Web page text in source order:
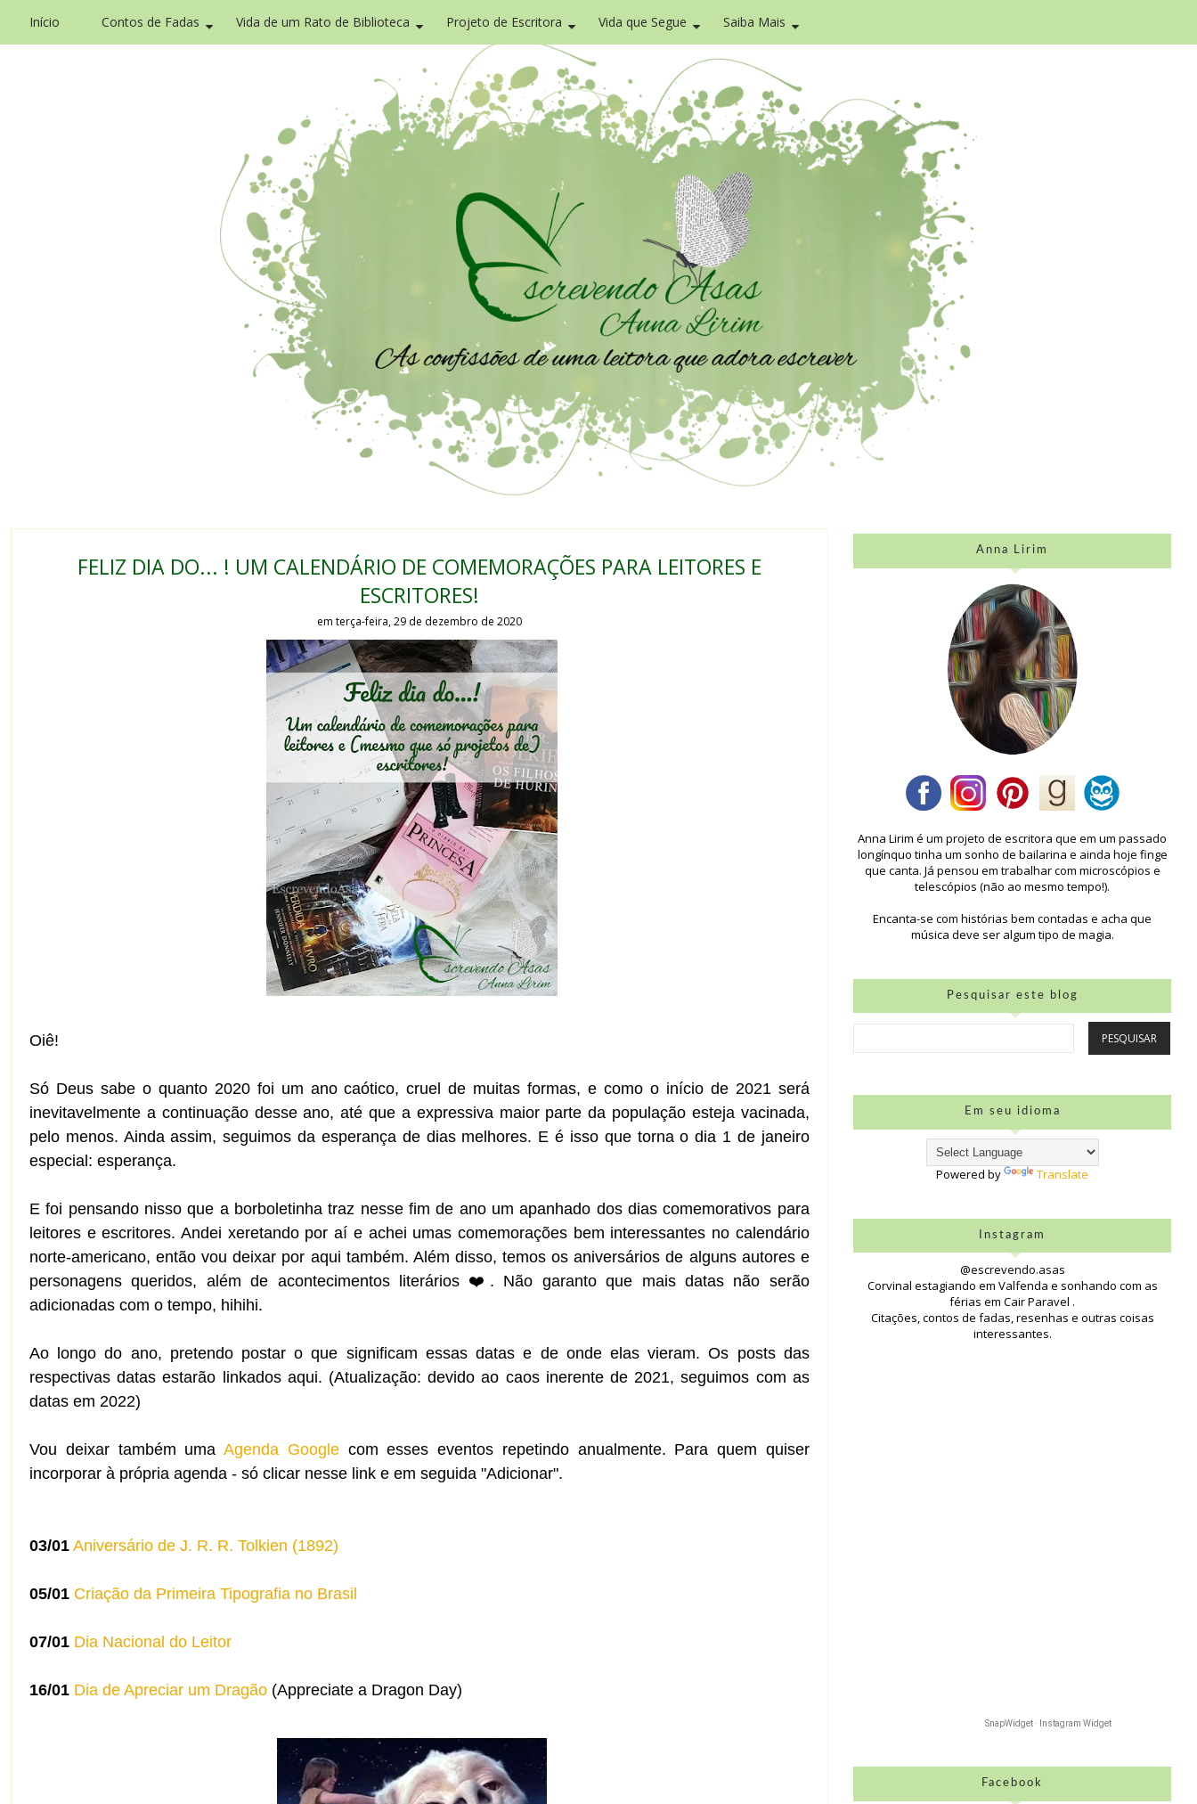
Início Contos de Fadas Vida de um Rato de Biblioteca Projeto de Escritora Vida que Segue Saiba Mais
FELIZ DIA DO... ! UM CALENDÁRIO DE COMEMORAÇÕES PARA LEITORES E
ESCRITORES!
em terça-feira, 29 de dezembro de 2020
Oiê!
Só Deus sabe o quanto 2020 foi um ano caótico, cruel de muitas formas, e como o início de 2021 será
inevitavelmente a continuação desse ano, até que a expressiva maior parte da população esteja vacinada,
pelo menos. Ainda assim, seguimos da esperança de dias melhores. E é isso que torna o dia 1 de janeiro
especial: esperança.
E foi pensando nisso que a borboletinha traz nesse fim de ano um apanhado dos dias comemorativos para
leitores e escritores. Andei xeretando por aí e achei umas comemorações bem interessantes no calendário
norte-americano, então vou deixar por aqui também. Além disso, temos os aniversários de alguns autores e
personagens queridos, além de acontecimentos literários ❤️. Não garanto que mais datas não serão
adicionadas com o tempo, hihihi.
Ao longo do ano, pretendo postar o que significam essas datas e de onde elas vieram. Os posts das
respectivas datas estarão linkados aqui. (Atualização: devido ao caos inerente de 2021, seguimos com as
datas em 2022)
Vou deixar também umaAgenda Googlecom esses eventos repetindo anualmente. Para quem quiser
incorporar à própria agenda - só clicar nesse link e em seguida "Adicionar".
03/01 Aniversário de J. R. R. Tolkien (1892)
05/01 Criação da Primeira Tipografia no Brasil
07/01 Dia Nacional do Leitor
16/01 Dia de Apreciar um Dragão (Appreciate a Dragon Day)
Anna Lirim
Anna Lirim é um projeto de escritora que em um passado
longínquo tinha um sonho de bailarina e ainda hoje finge
que canta. Já pensou em trabalhar com microscópios e
telescópios (não ao mesmo tempo!).
Encanta-se com histórias bem contadas e acha que
música deve ser algum tipo de magia.
Pesquisar este blog
Em seu idioma
Powered by Translate
Instagram
@escrevendo.asas
Corvinal estagiando em Valfenda e sonhando com as
férias em Cair Paravel .
Citações, contos de fadas, resenhas e outras coisas
interessantes.
SnapWidget · Instagram Widget
Facebook